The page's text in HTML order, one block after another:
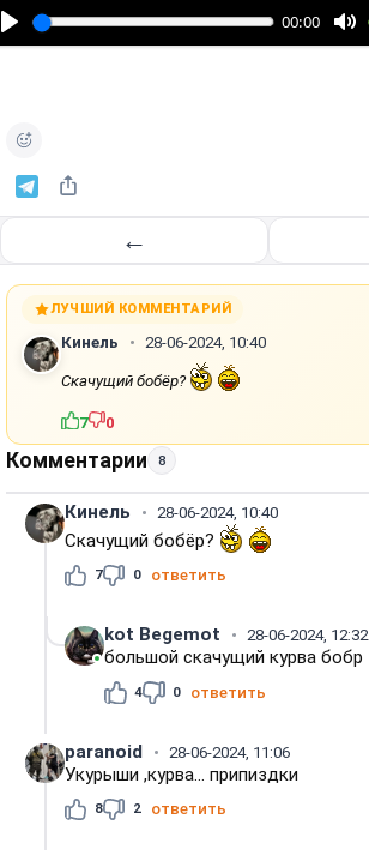
00:00
п
и
←
ЛУЧШИЙ КОММЕНТАРИЙ
Кинель 28-06-2024, 10:40
Скачущий бобёр?
7 0
Комментарии 8
Кинель 28-06-2024, 10:40
Скачущий бобёр?
7 0 ответить
kot Begemot 28-06-2024, 12:32
большой скачущий курва бобр
4 0 ответить
paranoid 28-06-2024, 11:06
Укурыши ,курва... припиздки
8 2 ответить